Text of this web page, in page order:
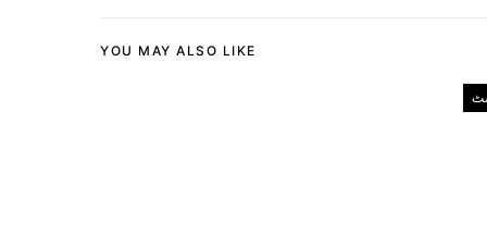
YOU MAY ALSO LIKE